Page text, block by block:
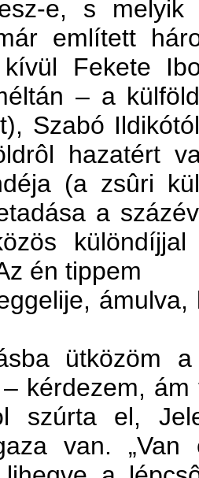
e, s
említett
kívül Fekete
– a
Szabó
hazatért
(a zsûri
a
én tippem
ütközöm
– kérdezem,
szúrta el,
van.